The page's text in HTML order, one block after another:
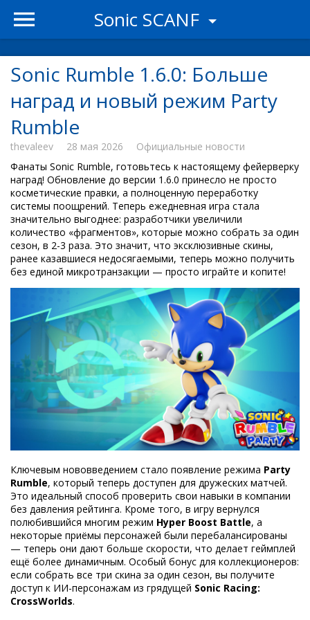
Sonic SCANF
Sonic Rumble 1.6.0: Больше
наград и новый режим Party
Rumble
thevaleev 28 мая 2026
Официальные новости
Фанаты Sonic Rumble, готовьтесь к настоящему фейерверку
наград! Обновление до версии 1.6.0 принесло не просто
косметические правки, а полноценную переработку
системы поощрений. Теперь ежедневная игра стала
значительно выгоднее: разработчики увеличили
количество «фрагментов», которые можно собрать за один
сезон, в 2-3 раза. Это значит, что эксклюзивные скины,
ранее казавшиеся недосягаемыми, теперь можно получить
без единой микротранзакции — просто играйте и копите!
Ключевым нововведением стало появление режима Party
Rumble, который теперь доступен для дружеских матчей.
Это идеальный способ проверить свои навыки в компании
без давления рейтинга. Кроме того, в игру вернулся
полюбившийся многим режим Hyper Boost Battle, а
некоторые приёмы персонажей были перебалансированы
— теперь они дают больше скорости, что делает геймплей
ещё более динамичным. Особый бонус для коллекционеров:
если собрать все три скина за один сезон, вы получите
доступ к ИИ-персонажам из грядущей Sonic Racing:
CrossWorlds.